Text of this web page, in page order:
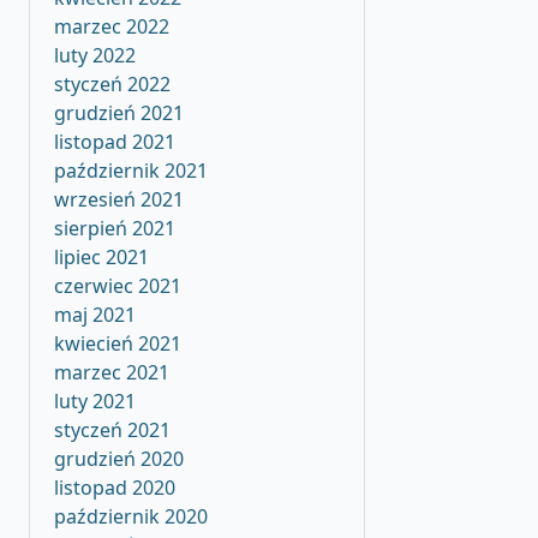
marzec 2022
luty 2022
styczeń 2022
grudzień 2021
listopad 2021
październik 2021
wrzesień 2021
sierpień 2021
lipiec 2021
czerwiec 2021
maj 2021
kwiecień 2021
marzec 2021
luty 2021
styczeń 2021
grudzień 2020
listopad 2020
październik 2020